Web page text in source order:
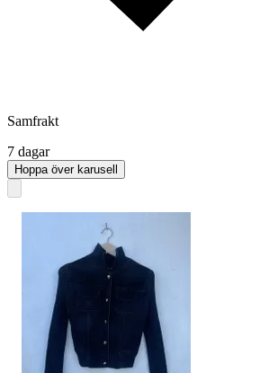
Samfrakt
7 dagar
Hoppa över karusell